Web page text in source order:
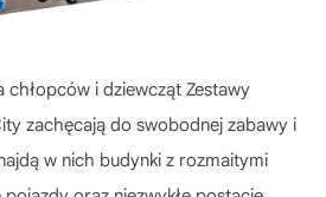
chłopców i dziewcząt Zestawy
zachęcają do swobodnej zabawy i
w nich budynki z rozmaitymi